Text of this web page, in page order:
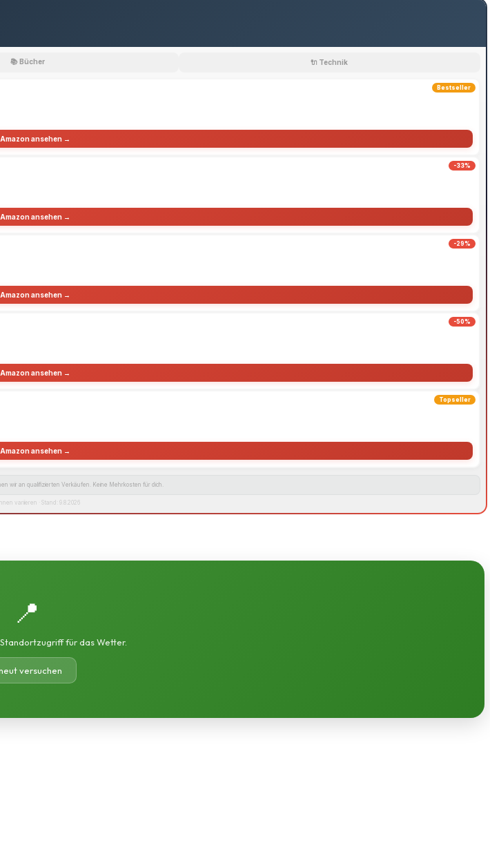
📚 Bücher 🔌 Technik
Bestseller
ansehen →
-33%
ansehen →
-29%
ansehen →
-50%
ansehen →
Topseller
ansehen →
wir an qualifizierten Verkäufen. Keine Mehrkosten für dich.
variieren · Stand: 9.8.2026
📍
für das Wetter.
versuchen